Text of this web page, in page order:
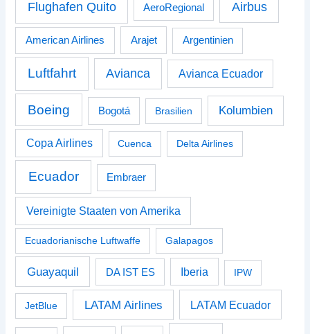
Flughafen Quito AeroRegional Airbus
American Airlines Arajet Argentinien
Luftfahrt Avianca Avianca Ecuador
Boeing Bogotá Brasilien Kolumbien
Copa Airlines Cuenca Delta Airlines
Ecuador Embraer
Vereinigte Staaten von Amerika
Ecuadorianische Luftwaffe Galapagos
Guayaquil DA IST ES Iberia IPW
JetBlue LATAM Airlines LATAM Ecuador